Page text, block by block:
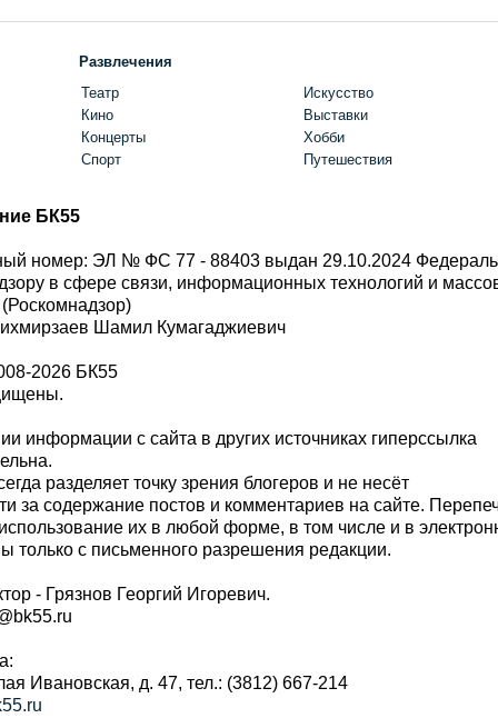
Развлечения
Театр
Кино
Концерты
Спорт
Искусство
Выставки
Хобби
Путешествия
БК55
номер: ЭЛ № ФС 77 - 88403 выдан 29.10.2024
в сфере связи, информационных технологий и
Шамил Кумагаджиевич
2026 БК55
информации с сайта в других источниках гиперссылка
разделяет точку зрения блогеров и не несёт
за содержание постов и комментариев на сайте.
их в любой форме, в том числе и в
с письменного разрешения редакции.
- Грязнов Георгий Игоревич.
Ивановская, д. 47, тел.: (3812) 667-214